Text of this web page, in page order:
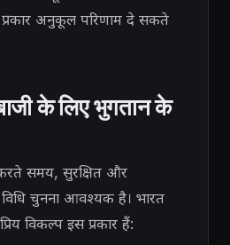
प्रकार अनुकूल परिणाम दे सकते
के लिए भुगतान के
समय, सुरक्षित और
चुनना आवश्यक है। भारत
विकल्प इस प्रकार हैं: